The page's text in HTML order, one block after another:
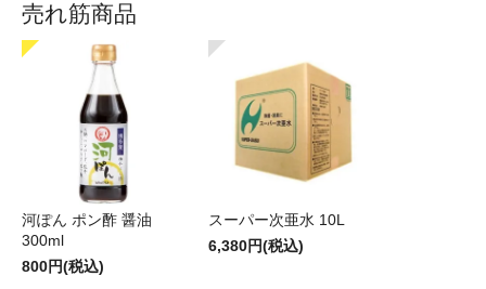
売れ筋商品
河ぽん ポン酢 醤油
300ml
800円(税込)
スーパー次亜水 10L
6,380円(税込)